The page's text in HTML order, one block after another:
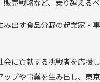
売戦略など、乗り越えるべ
出す食品分野の起業家・
に貢献する挑戦者を応援
プや事業を生み出し、東